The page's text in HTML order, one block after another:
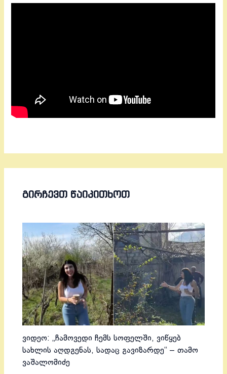
ᲒᲘᲠᲩᲔᲕᲗ ᲬᲐᲘᲙᲘᲗᲮᲝᲗ
ვიდეო: „ჩამოვედი ჩემს სოფელში, ვიწყებ
სახლის აღდგენას, სადაც გავიზარდე“ – თამო
ვაშალომიძე